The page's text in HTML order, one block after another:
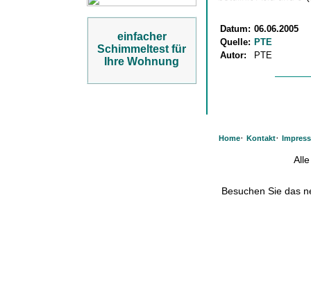
einfacher
Schimmeltest für
Ihre Wohnung
Datum: 06.06.2005
Quelle: PTE
Autor:
PTE
Home· Kontakt·
Besuchen Sie das